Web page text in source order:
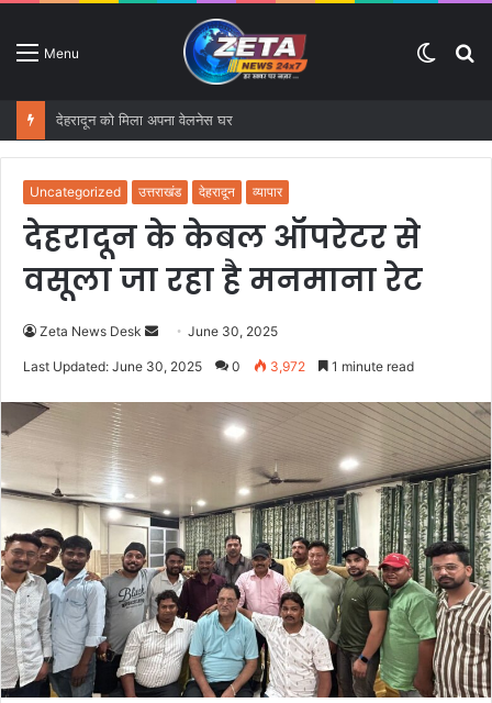
Menu
Switch
देहरादून को मिला अपना वेलनेस घर
Uncategorized उत्तराखंड देहरादून व्यापार
देहरादून के केबल ऑपरेटर से
वसूला जा रहा है मनमाना रेट
Zeta News Desk
e
e
m
a
i
l
June 30, 2025
Last Updated: June 30, 2025 0 3,972 1 minute read